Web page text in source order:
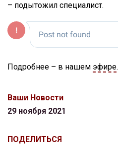
– подытожил специалист.
Подробнее – в нашем эфире.
Ваши Новости
29 ноября 2021
ПОДЕЛИТЬСЯ